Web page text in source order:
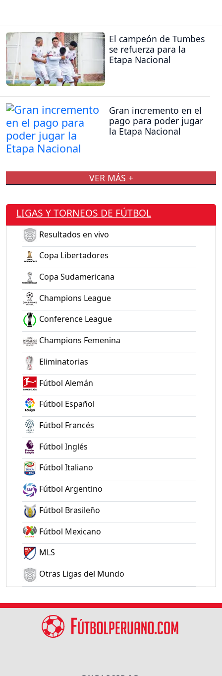
El campeón de Tumbes
se refuerza para la
Etapa Nacional
Gran incremento en el
pago para poder jugar
la Etapa Nacional
VER MÁS +
LIGAS Y TORNEOS DE FÚTBOL
Resultados en vivo
Copa Libertadores
Copa Sudamericana
Champions League
Conference League
Champions Femenina
Eliminatorias
Fútbol Alemán
Fútbol Español
Fútbol Francés
Fútbol Inglés
Fútbol Italiano
Fútbol Argentino
Fútbol Brasileño
Fútbol Mexicano
MLS
Otras Ligas del Mundo